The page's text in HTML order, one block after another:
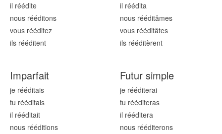
il réédite
nous rééditons
vous rééditez
ils rééditent
il réédita
nous rééditâmes
vous rééditâtes
ils rééditèrent
Imparfait
je rééditais
tu rééditais
il rééditait
nous rééditions
Futur simple
je rééditerai
tu rééditeras
il rééditera
nous rééditerons